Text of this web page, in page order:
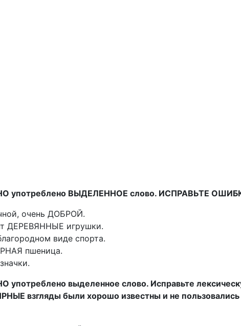
употреблено ВЫДЕЛЕННОЕ слово. ИСПРАВЬТЕ
очень ДОБРОЙ.
ДЕРЕВЯННЫЕ игрушки.
виде спорта.
пшеница.
выделенное слово. Исправьте
взгляды были хорошо известны и не